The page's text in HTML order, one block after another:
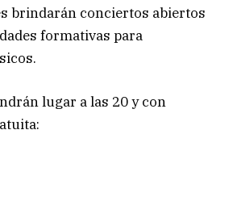
brindarán conciertos abiertos
formativas para
lugar a las 20 y con